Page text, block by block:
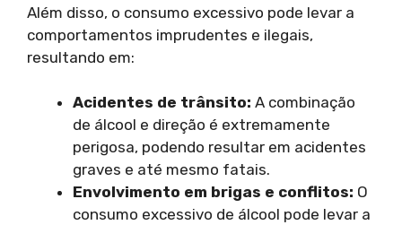
Além disso, o consumo excessivo pode levar a
comportamentos imprudentes e ilegais,
resultando em:
Acidentes de trânsito: A combinação
de álcool e direção é extremamente
perigosa, podendo resultar em acidentes
graves e até mesmo fatais.
Envolvimento em brigas e conflitos: O
consumo excessivo de álcool pode levar a